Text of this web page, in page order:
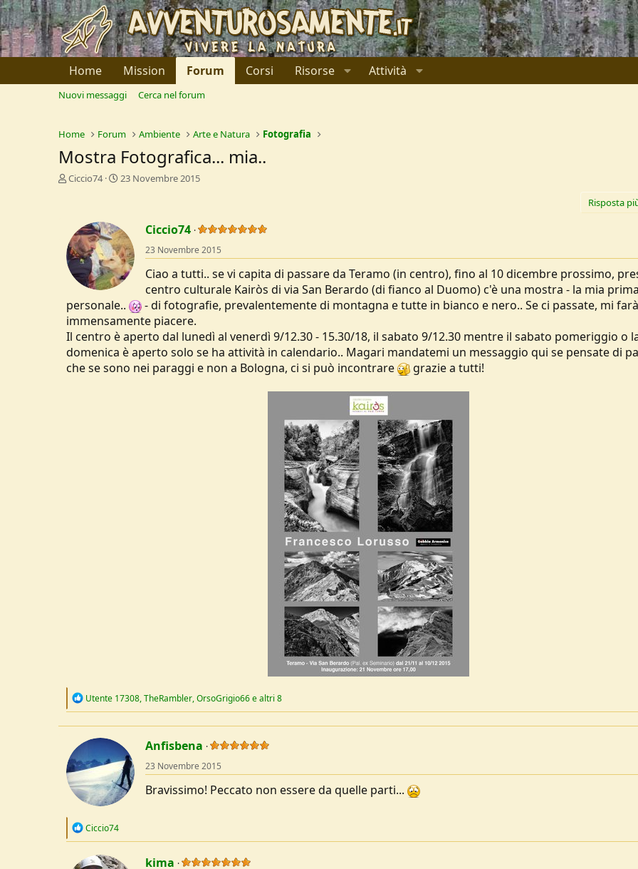
Home Mission Forum Corsi Risorse Attività
Nuovi messaggi Cerca nel forum
Home Forum Ambiente Arte e Natura Fotografia
Mostra Fotografica... mia..
C
o
r
e
D
s
c
u
s
s
i
Ciccio74
D
d
i
I
n
i
i
o
23 Novembre 2015
Risposta
Ciccio74
23 Novembre 2015
Ciao a tutti.. se vi capita di passare da Teramo (in centro), fino al 10 dicembre prossimo,
centro culturale Kairòs di via San Berardo (di fianco al Duomo) c'è una mostra - la mia prima
personale..
- di fotografie, prevalentemente di montagna e tutte in bianco e nero.. Se ci passate, mi farà
immensamente piacere.
Il centro è aperto dal lunedì al venerdì 9/12.30 - 15.30/18, il sabato 9/12.30 mentre il sabato pomeriggio o
domenica è aperto solo se ha attività in calendario.. Magari mandatemi un messaggio qui se pensate di
che se sono nei paraggi e non a Bologna, ci si può incontrare
grazie a tutti!
R
t
o
s
:
Utente 17308,TheRambler,OrsoGrigio66e altri 8
Anfisbena
23 Novembre 2015
Bravissimo! Peccato non essere da quelle parti...
R
c
Ciccio74
kima